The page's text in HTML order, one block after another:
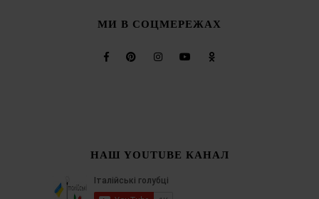
МИ В СОЦМЕРЕЖАХ
НАШ YOUTUBE КАНАЛ